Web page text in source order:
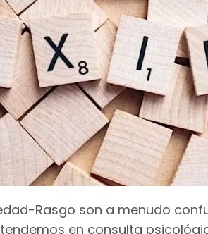
Rasgo son a menudo
en consulta